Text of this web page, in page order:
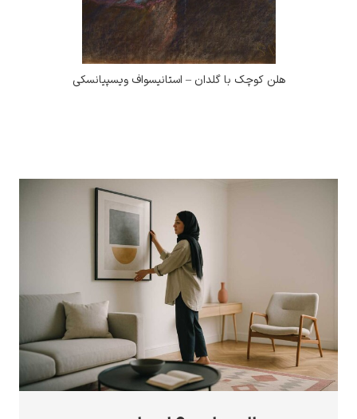
کوچک با گلدان – استانیسواف ویسپیانسکی